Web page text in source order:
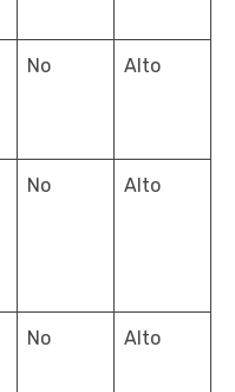
No Alto
No Alto
No Alto